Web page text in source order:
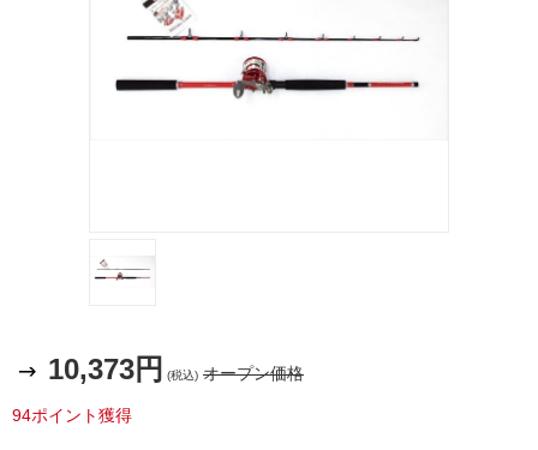
10,373円 (税込) オープン価格
94ポイント獲得